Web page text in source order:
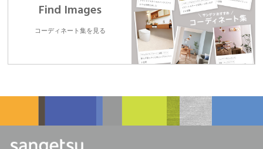
Find Images
コーディネート集を見る